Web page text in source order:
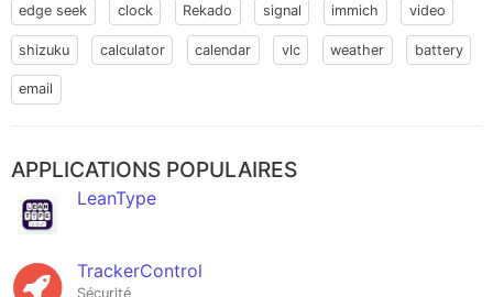
edge seek clock Rekado signal immich video
shizuku calculator calendar vlc weather battery
email
APPLICATIONS POPULAIRES
LeanType
TrackerControl
Sécurité